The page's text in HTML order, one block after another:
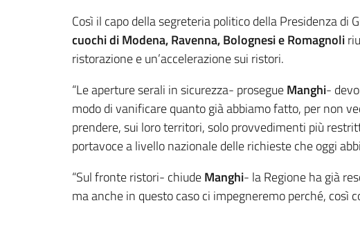
Così il capo della segreteria politico della Presidenza di
cuochi di Modena, Ravenna, Bolognesi e Romagnoli
ristorazione e un’accelerazione sui ristori.
“Le aperture serali in sicurezza- prosegueManghi-
modo di vanificare quanto già abbiamo fatto, per non
prendere, sui loro territori, solo provvedimenti più
portavoce a livello nazionale delle richieste che oggi
“Sul fronte ristori- chiudeManghi- la Regione ha già
ma anche in questo caso ci impegneremo perché, così